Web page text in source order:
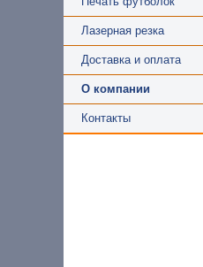
Лазерная резка
Доставка и оплата
О компании
Контакты